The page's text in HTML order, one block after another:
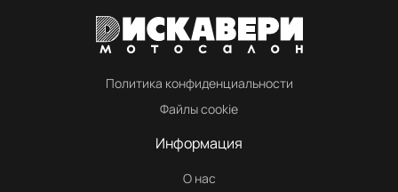
Политика конфиденциальности
Файлы cookie
Информация
О нас